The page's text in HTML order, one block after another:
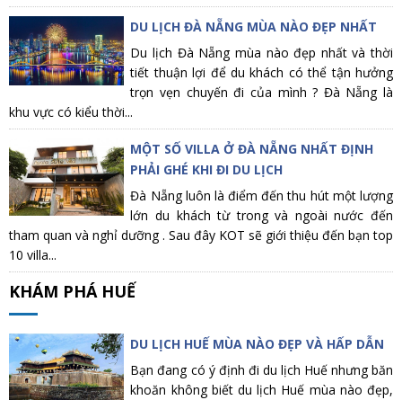
DU LỊCH ĐÀ NẴNG MÙA NÀO ĐẸP NHẤT
Du lịch Đà Nẵng mùa nào đẹp nhất và thời
tiết thuận lợi để du khách có thể tận hưởng
trọn vẹn chuyến đi của mình ? Đà Nẵng là
khu vực có kiểu thời...
MỘT SỐ VILLA Ở ĐÀ NẴNG NHẤT ĐỊNH
PHẢI GHÉ KHI ĐI DU LỊCH
Đà Nẵng luôn là điểm đến thu hút một lượng
lớn du khách từ trong và ngoài nước đến
tham quan và nghỉ dưỡng . Sau đây KOT sẽ giới thiệu đến bạn top
10 villa...
KHÁM PHÁ HUẾ
DU LỊCH HUẾ MÙA NÀO ĐẸP VÀ HẤP DẪN
Bạn đang có ý định đi du lịch Huế nhưng băn
khoăn không biết du lịch Huế mùa nào đẹp,